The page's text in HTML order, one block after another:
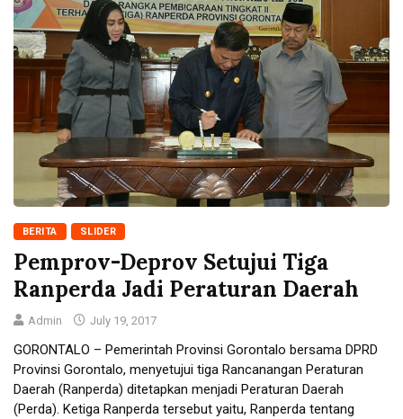
BERITA SLIDER
Pemprov-Deprov Setujui Tiga
Ranperda Jadi Peraturan Daerah
Admin July 19, 2017
GORONTALO – Pemerintah Provinsi Gorontalo bersama DPRD
Provinsi Gorontalo, menyetujui tiga Rancanangan Peraturan
Daerah (Ranperda) ditetapkan menjadi Peraturan Daerah
(Perda). Ketiga Ranperda tersebut yaitu, Ranperda tentang